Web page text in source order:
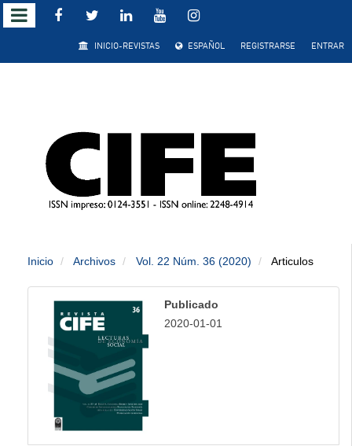
Salto
rápido
contenido
Navegación
principal
principal
Barra
INICIO-REVISTAS ESPAÑOL REGISTRARSE ENTRAR
Inicio Archivos Vol. 22 Núm. 36 (2020) Articulos
Publicado
2020-01-01